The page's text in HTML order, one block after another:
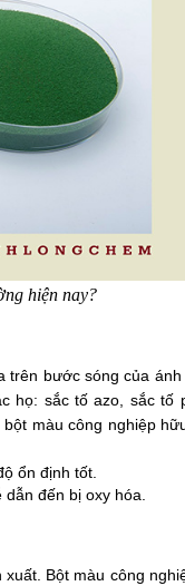
hiện nay?
bước sóng của
sắc tố azo, sắc tố
màu công nghiệp
ổn định tốt.
đến bị oxy hóa.
Bột màu công